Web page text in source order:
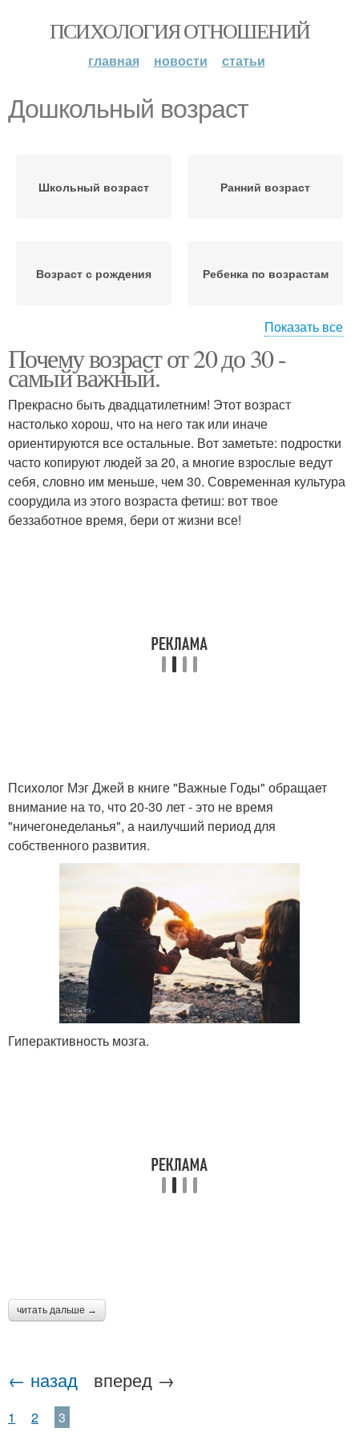
ПСИХОЛОГИЯ ОТНОШЕНИЙ
главная новости статьи
Дошкольный возраст
Школьный возраст Ранний возраст
Возраст с рождения Ребенка по возрастам
возрастам
Дошкольная педагогика
Возраст в условиях Подростковый возраст
Ребенка в дошкольном
Показать все
Почему возраст от 20 до 30 -
самый важный.
Прекрасно быть двадцатилетним! Этот возраст
настолько хорош, что на него так или иначе
ориентируются все остальные. Вот заметьте: подростки
часто копируют людей за 20, а многие взрослые ведут
себя, словно им меньше, чем 30. Современная культура
соорудила из этого возраста фетиш: вот твое
беззаботное время, бери от жизни все!
Психолог Мэг Джей в книге "Важные Годы" обращает
внимание на то, что 20-30 лет - это не время
"ничегонеделанья", а наилучший период для
собственного развития.
Гиперактивность мозга.
читать дальше →
← назад вперед →
1 2 3